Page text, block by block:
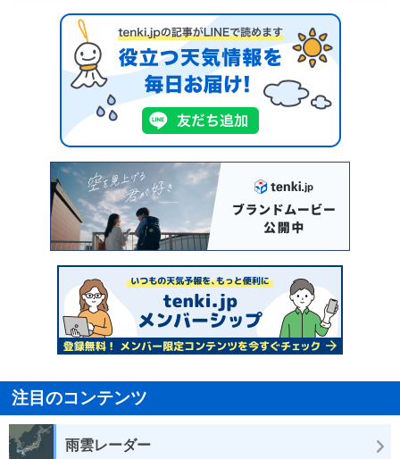
注目のコンテンツ
雨雲レーダー